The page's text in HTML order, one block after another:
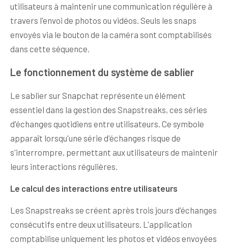
utilisateurs à maintenir une communication régulière à
travers l'envoi de photos ou vidéos. Seuls les snaps
envoyés via le bouton de la caméra sont comptabilisés
dans cette séquence.
Le fonctionnement du système de sablier
Le sablier sur Snapchat représente un élément
essentiel dans la gestion des Snapstreaks, ces séries
d'échanges quotidiens entre utilisateurs. Ce symbole
apparaît lorsqu'une série d'échanges risque de
s'interrompre, permettant aux utilisateurs de maintenir
leurs interactions régulières.
Le calcul des interactions entre utilisateurs
Les Snapstreaks se créent après trois jours d'échanges
consécutifs entre deux utilisateurs. L'application
comptabilise uniquement les photos et vidéos envoyées